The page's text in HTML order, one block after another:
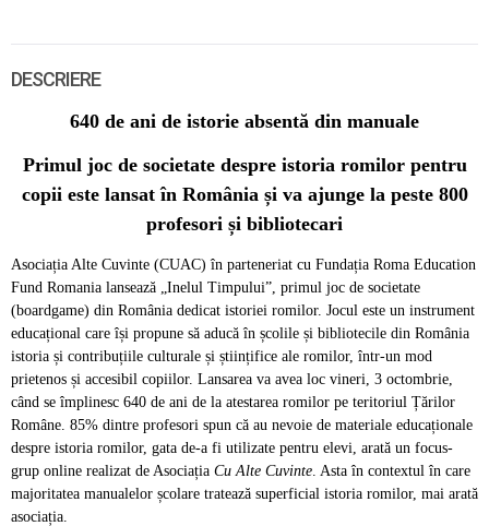
DESCRIERE
640 de ani de istorie absentă din manuale
Primul joc de societate despre istoria romilor pentru
copii este lansat în România și va ajunge la peste 800
profesori și bibliotecari
Asociația Alte Cuvinte (CUAC) în parteneriat cu Fundația Roma Education
Fund Romania lansează „Inelul Timpului”, primul joc de societate
(boardgame) din România dedicat istoriei romilor. Jocul este un instrument
educațional care își propune să aducă în școlile și bibliotecile din România
istoria și contribuțiile culturale și științifice ale romilor, într-un mod
prietenos și accesibil copiilor. Lansarea va avea loc vineri, 3 octombrie,
când se împlinesc 640 de ani de la atestarea romilor pe teritoriul Țărilor
Române. 85% dintre profesori spun că au nevoie de materiale educaționale
despre istoria romilor, gata de-a fi utilizate pentru elevi, arată un focus-
grup online realizat de Asociația Cu Alte Cuvinte. Asta în contextul în care
majoritatea manualelor școlare tratează superficial istoria romilor, mai arată
asociația.